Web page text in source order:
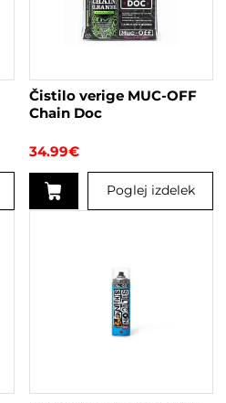
Čistilo verige MUC-OFF
Chain Doc
34.99€
Poglej izdelek